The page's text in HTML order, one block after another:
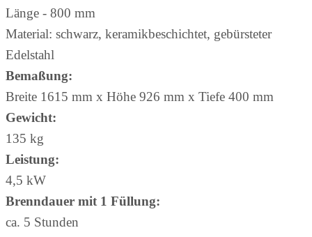
Länge - 800 mm
Material: schwarz, keramikbeschichtet, gebürsteter
Edelstahl
Bemaßung:
Breite 1615 mm x Höhe 926 mm x Tiefe 400 mm
Gewicht:
135 kg
Leistung:
4,5 kW
Brenndauer mit 1 Füllung:
ca. 5 Stunden